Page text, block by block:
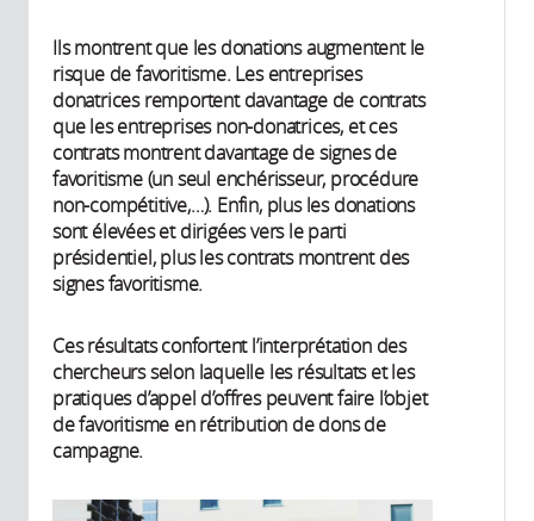
Ils montrent que les donations augmentent le
risque de favoritisme. Les entreprises
donatrices remportent davantage de contrats
que les entreprises non-donatrices, et ces
contrats montrent davantage de signes de
favoritisme (un seul enchérisseur, procédure
non-compétitive,…). Enfin, plus les donations
sont élevées et dirigées vers le parti
présidentiel, plus les contrats montrent des
signes favoritisme.
Ces résultats confortent l’interprétation des
chercheurs selon laquelle les résultats et les
pratiques d’appel d’offres peuvent faire l’objet
de favoritisme en rétribution de dons de
campagne.